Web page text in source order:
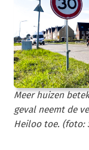
Meer huizen
geval neemt de
Heiloo toe. (foto: